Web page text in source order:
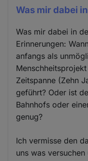
Was mir dabei
Was mir dabei in
Erinnerungen:
anfangs als
Zeitspanne (Zehn
geführt? Oder ist
Bahnhofs oder
genug?
Ich vermisse den
uns was